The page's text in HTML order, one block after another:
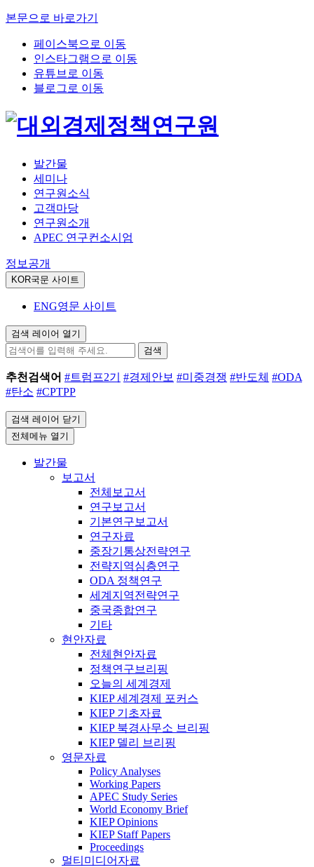
본문으로 바로가기
페이스북으로 이동
인스타그램으로 이동
유튜브로 이동
블로그로 이동
발간물
세미나
연구원소식
고객마당
연구원소개
APEC 연구컨소시엄
정보공개
KOR국문 사이트
ENG영문 사이트
검색 레이어 열기
검색
추천검색어 #트럼프2기 #경제안보 #미중경쟁 #반도체 #ODA
#탄소 #CPTPP
검색 레이어 닫기
전체메뉴 열기
발간물
보고서
전체보고서
연구보고서
기본연구보고서
연구자료
중장기통상전략연구
전략지역심층연구
ODA 정책연구
세계지역전략연구
중국종합연구
기타
현안자료
전체현안자료
정책연구브리핑
오늘의 세계경제
KIEP 세계경제 포커스
KIEP 기초자료
KIEP 북경사무소 브리핑
KIEP 델리 브리핑
영문자료
Policy Analyses
Working Papers
APEC Study Series
World Economy Brief
KIEP Opinions
KIEP Staff Papers
Proceedings
멀티미디어자료